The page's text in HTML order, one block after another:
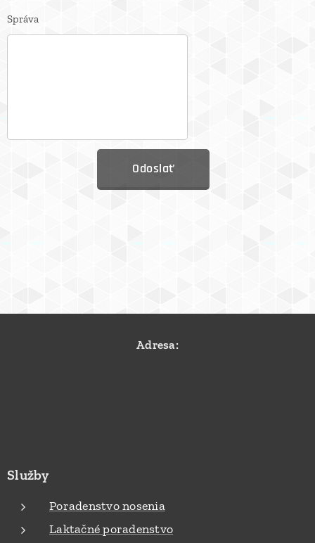
Správa
Odoslať
Adresa:
Služby
Poradenstvo nosenia
Laktačné poradenstvo